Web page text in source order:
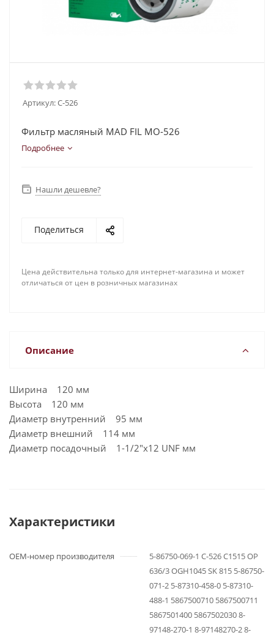
Артикул:C-526
Фильтр масляный MAD FIL MO-526
Подробнее
Нашли дешевле?
Поделиться
Цена действительна только для интернет-магазина и может
отличаться от цен в розничных магазинах
Описание
Ширина 120 мм
Высота 120 мм
Диаметр внутренний 95 мм
Диаметр внешний 114 мм
Диаметр посадочный 1-1/2"x12 UNF мм
Характеристики
OEM-номер производителя
5-86750-069-1 C-526 C1515 OP
636/3 OGH1045 SK 815 5-86750-
071-2 5-87310-458-0 5-87310-
488-1 5867500710 5867500711
5867501400 5867502030 8-
97148-270-1 8-97148270-2 8-